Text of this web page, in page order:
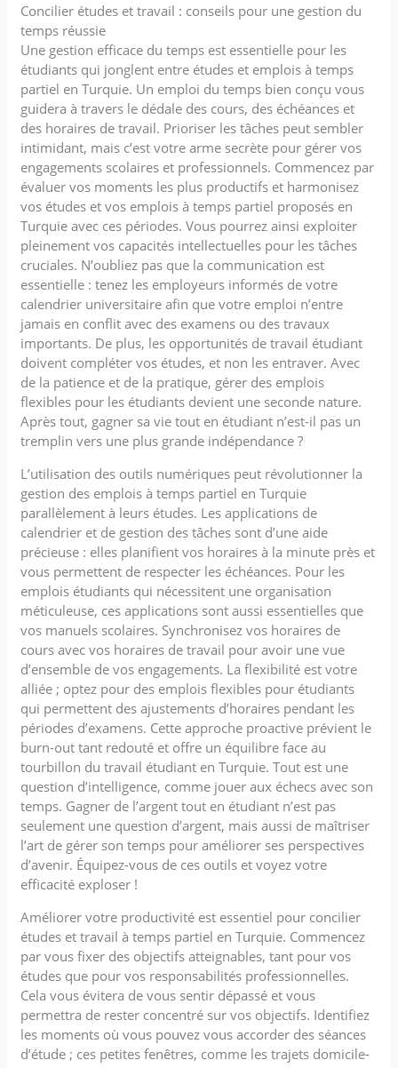
Concilier études et travail : conseils pour une gestion du
temps réussie
Une gestion efficace du temps est essentielle pour les
étudiants qui jonglent entre études et emplois à temps
partiel en Turquie. Un emploi du temps bien conçu vous
guidera à travers le dédale des cours, des échéances et
des horaires de travail. Prioriser les tâches peut sembler
intimidant, mais c’est votre arme secrète pour gérer vos
engagements scolaires et professionnels. Commencez par
évaluer vos moments les plus productifs et harmonisez
vos études et vos emplois à temps partiel proposés en
Turquie avec ces périodes. Vous pourrez ainsi exploiter
pleinement vos capacités intellectuelles pour les tâches
cruciales. N’oubliez pas que la communication est
essentielle : tenez les employeurs informés de votre
calendrier universitaire afin que votre emploi n’entre
jamais en conflit avec des examens ou des travaux
importants. De plus, les opportunités de travail étudiant
doivent compléter vos études, et non les entraver. Avec
de la patience et de la pratique, gérer des emplois
flexibles pour les étudiants devient une seconde nature.
Après tout, gagner sa vie tout en étudiant n’est-il pas un
tremplin vers une plus grande indépendance ?
L’utilisation des outils numériques peut révolutionner la
gestion des emplois à temps partiel en Turquie
parallèlement à leurs études. Les applications de
calendrier et de gestion des tâches sont d’une aide
précieuse : elles planifient vos horaires à la minute près et
vous permettent de respecter les échéances. Pour les
emplois étudiants qui nécessitent une organisation
méticuleuse, ces applications sont aussi essentielles que
vos manuels scolaires. Synchronisez vos horaires de
cours avec vos horaires de travail pour avoir une vue
d’ensemble de vos engagements. La flexibilité est votre
alliée ; optez pour des emplois flexibles pour étudiants
qui permettent des ajustements d’horaires pendant les
périodes d’examens. Cette approche proactive prévient le
burn-out tant redouté et offre un équilibre face au
tourbillon du travail étudiant en Turquie. Tout est une
question d’intelligence, comme jouer aux échecs avec son
temps. Gagner de l’argent tout en étudiant n’est pas
seulement une question d’argent, mais aussi de maîtriser
l’art de gérer son temps pour améliorer ses perspectives
d’avenir. Équipez-vous de ces outils et voyez votre
efficacité exploser !
Améliorer votre productivité est essentiel pour concilier
études et travail à temps partiel en Turquie. Commencez
par vous fixer des objectifs atteignables, tant pour vos
études que pour vos responsabilités professionnelles.
Cela vous évitera de vous sentir dépassé et vous
permettra de rester concentré sur vos objectifs. Identifiez
les moments où vous pouvez vous accorder des séances
d’étude ; ces petites fenêtres, comme les trajets domicile-